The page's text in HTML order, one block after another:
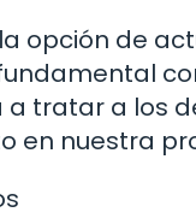
opción de
tratar a los
en nuestra